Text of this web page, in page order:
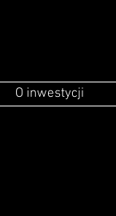
O inwestycji